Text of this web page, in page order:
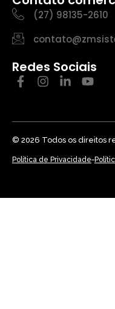
(27) 98135-2610
Redes Sociais
© 2026 Todos os direitos
Política de Privacidade